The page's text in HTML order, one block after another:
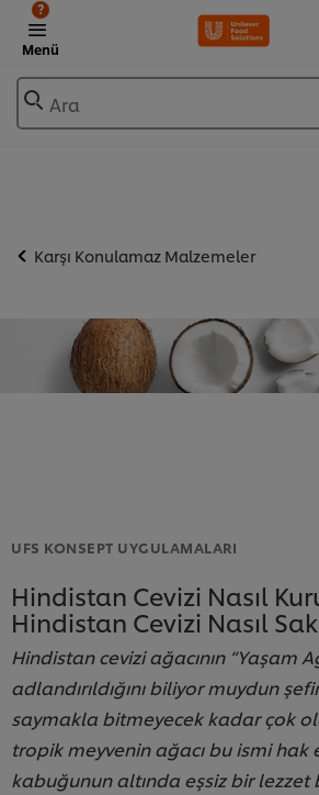
Menü
?
Ara
Karşı Konulamaz Malzemeler
UFS KONSEPT UYGULAMALARI
Hindistan Cevizi Nasıl
Hindistan Cevizi Nasıl
Hindistan cevizi ağacının “Yaşam
adlandırıldığını biliyor muydun
saymakla bitmeyecek kadar çok
tropik meyvenin ağacı bu ismi hak
kabuğunun altında eşsiz bir lezzet